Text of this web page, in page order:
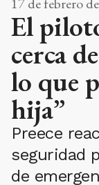
17 de febrero
El
cerca
lo que
hija”
Preece
seguridad
de